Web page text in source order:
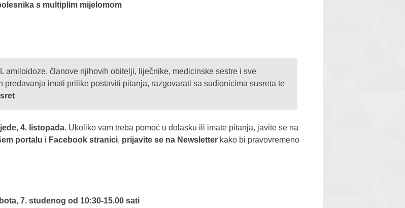
s multiplim mijelomom
amiloidoze, članove njihovih obitelji, liječnike, medicinske sestre i sve
predavanja imati prilike postaviti pitanja, razgovarati sa sudionicima susreta te
4. listopada. Ukoliko vam treba pomoć u dolasku ili imate pitanja, javite se na
portalu i Facebook stranici, prijavite se na Newsletter kako bi pravovremeno
7. studenog od 10:30-15.00 sati